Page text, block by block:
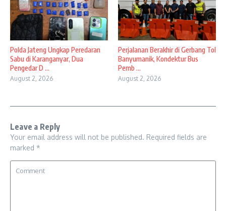
Polda Jateng Ungkap Peredaran
Sabu di Karanganyar, Dua
Pengedar D ...
August 2, 2026
Perjalanan Berakhir di Gerbang Tol
Banyumanik, Kondektur Bus
Pemb ...
August 2, 2026
Leave a Reply
Your email address will not be published. Required fields are
marked *